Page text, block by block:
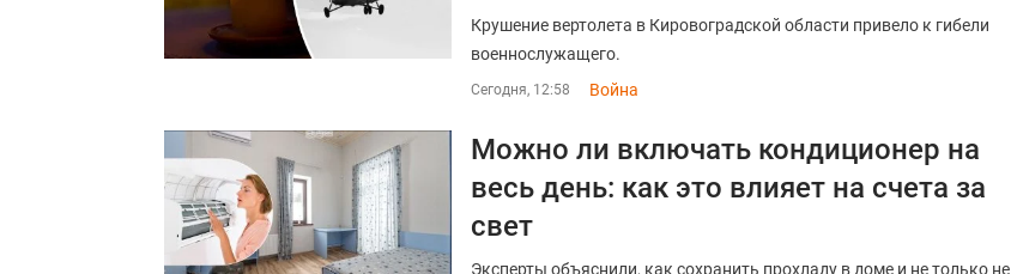
Крушение вертолета в Кировоградской области привело к гибели
военнослужащего.
Сегодня, 12:58 Война
Можно ли включать кондиционер на
весь день: как это влияет на счета за
свет
Эксперты объяснили, как сохранить прохладу в доме и не только не